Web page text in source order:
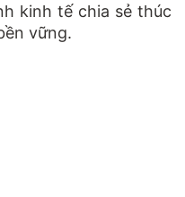
kinh tế chia sẻ thúc
vững.